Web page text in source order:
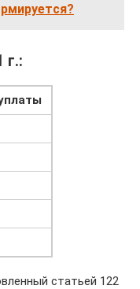
г.:
статьей 122